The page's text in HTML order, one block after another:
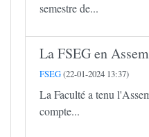
semestre de...
La FSEG en
FSEG(22-01-2024 13:37)
La Faculté a tenu
compte...